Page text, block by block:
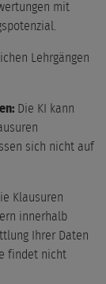
mit
Lehrgängen
Die KI kann
sich nicht auf
Klausuren
innerhalb
Ihrer Daten
findet nicht